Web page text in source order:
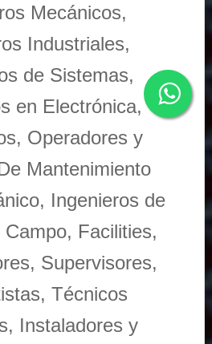
Mecánicos,
Industriales,
de Sistemas,
en Electrónica,
Operadores y
Mantenimiento
Ingenieros de
Facilities,
Supervisores,
Técnicos
Instaladores y